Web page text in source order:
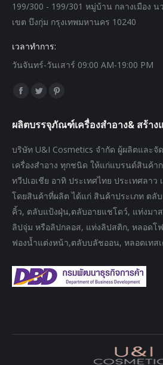
199/300 - 199/301 หมู่บ้าน กลางเมือง
เขต บึงกุ่ม กรุงเทพมหานคร 10240
เวลาทำการ:
วันจันทร์-วันเสาร์ 09:00 AM-19:00 PM
Find us on:
Facebook
opens
in
new
window
Twitter
opens
new
window
Pinterest
opens
window
ผลิตบรรจุภัณฑ์เครื่องสำอาง& สร้าง
บริษัท U&I Cosmetics จำกัด ผู้ผลิตและ
เครื่องสำอาง ทุกชนิด ให้แก่แบรนด์สินค้า
ทวีปเอเชีย อาทิ ประเทศไทย ประเทศลา
โดยสินค้าที่ผลิต ได้แก่ สินค้าประเภท ต
คิ้ว, ตลับแป้งฝุ่น,ตลับอายแชโดว์, แท่งมา
ลิปจุ่ม หรือลิปกลอส, แท่งลิปสติก, หลอด
ฟองน้ำแต่งหน้า,ตลับบลัชออน, หลอดเทส